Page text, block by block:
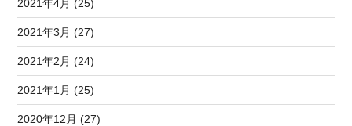
2021年4月 (25)
2021年3月 (27)
2021年2月 (24)
2021年1月 (25)
2020年12月 (27)